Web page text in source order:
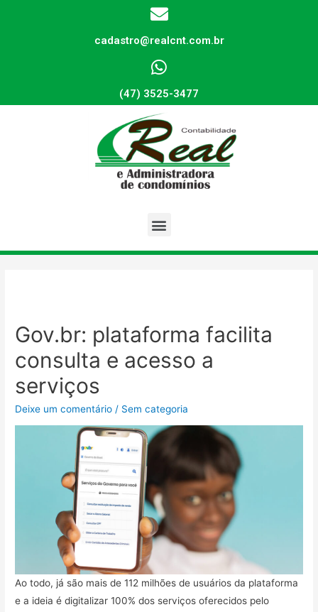
cadastro@realcnt.com.br
(47) 3525-3477
Gov.br: plataforma facilita
consulta e acesso a
serviços
Deixe um comentário / Sem categoria
Ao todo, já são mais de 112 milhões de usuários da plataforma
e a ideia é digitalizar 100% dos serviços oferecidos pelo